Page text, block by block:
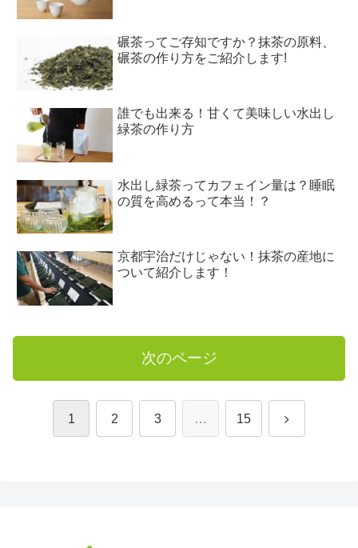
碾茶ってご存知ですか？抹茶の原料、
碾茶の作り方をご紹介します!
誰でも出来る！甘くて美味しい水出し
緑茶の作り方
水出し緑茶ってカフェイン量は？睡眠
の質を高めるって本当！？
京都宇治だけじゃない！抹茶の産地に
ついて紹介します！
次のページ
1 2 3 … 15 次